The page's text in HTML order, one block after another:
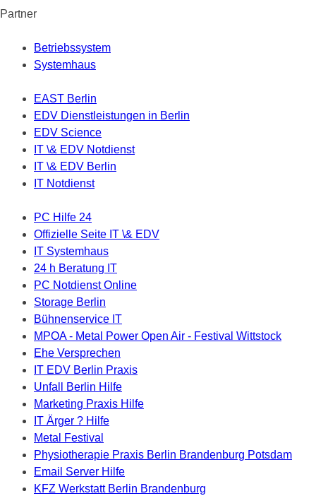
Partner
Betriebssystem
Systemhaus
EAST Berlin
EDV Dienstleistungen in Berlin
EDV Science
IT \& EDV Notdienst
IT \& EDV Berlin
IT Notdienst
PC Hilfe 24
Offizielle Seite IT \& EDV
IT Systemhaus
24 h Beratung IT
PC Notdienst Online
Storage Berlin
Bühnenservice IT
MPOA - Metal Power Open Air - Festival Wittstock
Ehe Versprechen
IT EDV Berlin Praxis
Unfall Berlin Hilfe
Marketing Praxis Hilfe
IT Ärger ? Hilfe
Metal Festival
Physiotherapie Praxis Berlin Brandenburg Potsdam
Email Server Hilfe
KFZ Werkstatt Berlin Brandenburg